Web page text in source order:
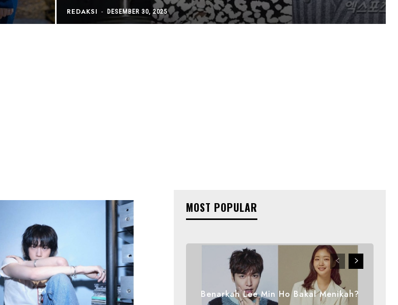
REDAKSI - DESEMBER 30, 2025
MOST POPULAR
Benarkah Lee Min Ho Bakal Menikah?